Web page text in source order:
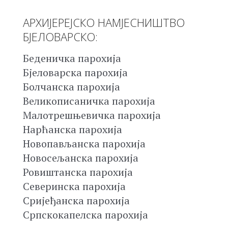
АРХИЈЕРЕЈСКО НАМЈЕСНИШТВО
БЈЕЛОВАРСКО:
Беденичка парохија
Бјеловарска парохија
Болчанска парохија
Великописаничка парохија
Малотрешњевичка парохија
Нарћанска парохија
Новопављанска парохија
Новосељанска парохија
Ровиштанска парохија
Северинска парохија
Сријеђанска парохија
Српскокапелска парохија